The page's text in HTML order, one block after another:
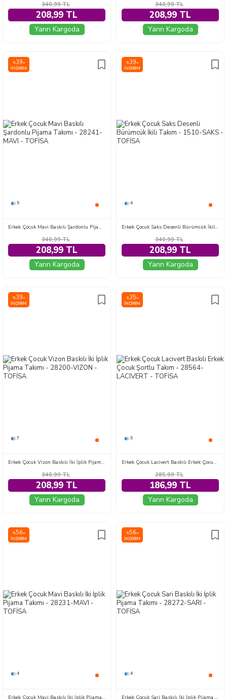
340,99TL
208,99 TL
Yarın Kargoda
340,99TL
208,99 TL
Yarın Kargoda
%39
İNDIRIM
5
Erkek Çocuk Mavi Baskılı Şardonlu Pijama Takımı - 28241-MAVI
340,99TL
208,99 TL
Yarın Kargoda
%39
İNDIRIM
4
Erkek Çocuk Saks Desenli Bürümcük İkili Takım - 1510-SAKS
340,99TL
208,99 TL
Yarın Kargoda
%39
İNDIRIM
7
Erkek Çocuk Vizon Baskılı İki İplik Pijama Takımı - 28200-VIZON
340,99TL
208,99 TL
Yarın Kargoda
%35
İNDIRIM
5
Erkek Çocuk Lacivert Baskılı Erkek Çocuk Şortlu Takım - 28564-LACIVERT
285,99TL
186,99 TL
Yarın Kargoda
%56
İNDIRIM
4
Erkek Çocuk Mavi Baskılı İki İplik Pijama Takımı - 28231-MAVI
%56
İNDIRIM
4
Erkek Çocuk Sari Baskılı İki İplik Pijama Takımı - 28272-SARI